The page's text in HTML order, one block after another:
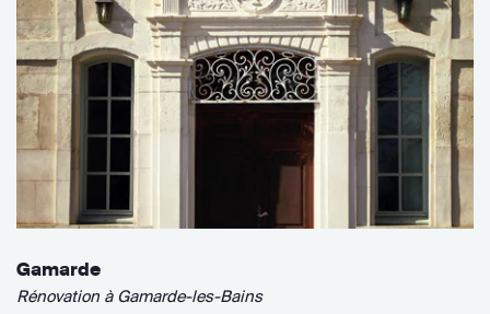
Gamarde
Rénovation à Gamarde-les-Bains